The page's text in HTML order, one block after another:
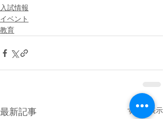
入試情報
イベント
教育
最新記事 すべて表示